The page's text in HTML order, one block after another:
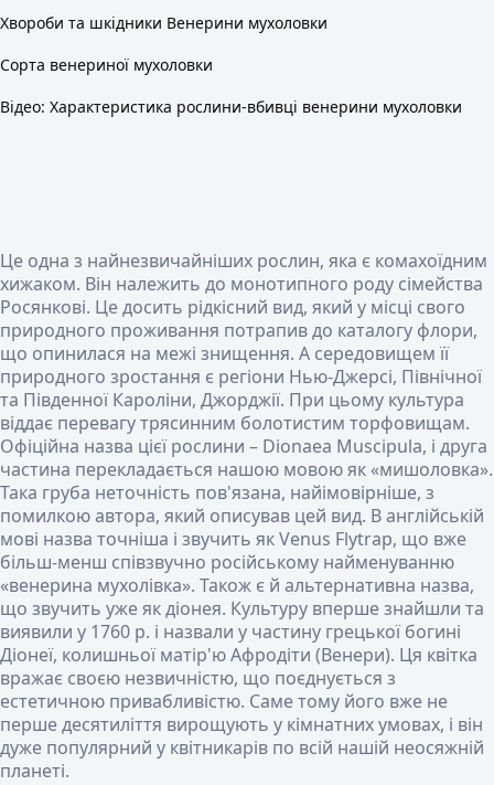
Хвороби та шкідники Венерини мухоловки
Сорта венериної мухоловки
Відео: Характеристика рослини-вбивці венерини мухоловки
Це одна з найнезвичайніших рослин, яка є комахоїдним
хижаком. Він належить до монотипного роду сімейства
Росянкові. Це досить рідкісний вид, який у місці свого
природного проживання потрапив до каталогу флори,
що опинилася на межі знищення. А середовищем її
природного зростання є регіони Нью-Джерсі, Північної
та Південної Кароліни, Джорджії. При цьому культура
віддає перевагу трясинним болотистим торфовищам.
Офіційна назва цієї рослини – Dionaea Muscipula, і друга
частина перекладається нашою мовою як «мишоловка».
Така груба неточність пов'язана, найімовірніше, з
помилкою автора, який описував цей вид. В англійській
мові назва точніша і звучить як Venus Flytrap, що вже
більш-менш співзвучно російському найменуванню
«венерина мухолівка». Також є й альтернативна назва,
що звучить уже як діонея. Культуру вперше знайшли та
виявили у 1760 р. і назвали у частину грецької богині
Діонеї, колишньої матір'ю Афродіти (Венери). Ця квітка
вражає своєю незвичністю, що поєднується з
естетичною привабливістю. Саме тому його вже не
перше десятиліття вирощують у кімнатних умовах, і він
дуже популярний у квітникарів по всій нашій неосяжній
планеті.